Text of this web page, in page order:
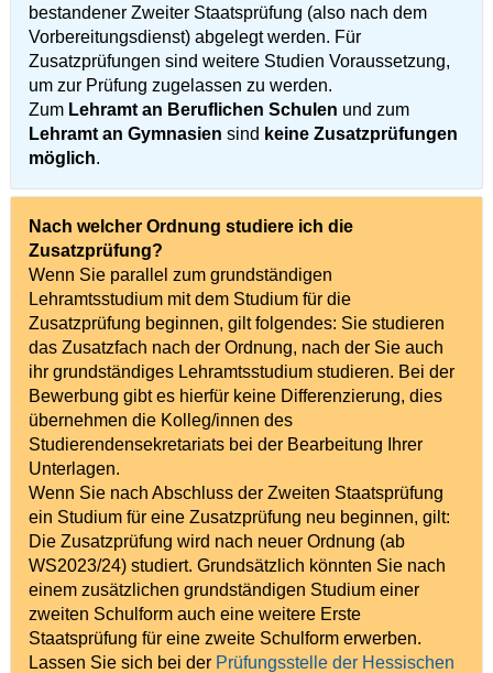
bestandener Zweiter Staatsprüfung (also nach dem
Vorbereitungsdienst) abgelegt werden. Für
Zusatzprüfungen sind weitere Studien Voraussetzung,
um zur Prüfung zugelassen zu werden.
Zum Lehramt an Beruflichen Schulen und zum
Lehramt an Gymnasien sind keine Zusatzprüfungen
möglich.
Nach welcher Ordnung studiere ich die
Zusatzprüfung?
Wenn Sie parallel zum grundständigen
Lehramtsstudium mit dem Studium für die
Zusatzprüfung beginnen, gilt folgendes: Sie studieren
das Zusatzfach nach der Ordnung, nach der Sie auch
ihr grundständiges Lehramtsstudium studieren. Bei der
Bewerbung gibt es hierfür keine Differenzierung, dies
übernehmen die Kolleg/innen des
Studierendensekretariats bei der Bearbeitung Ihrer
Unterlagen.
Wenn Sie nach Abschluss der Zweiten Staatsprüfung
ein Studium für eine Zusatzprüfung neu beginnen, gilt:
Die Zusatzprüfung wird nach neuer Ordnung (ab
WS2023/24) studiert. Grundsätzlich könnten Sie nach
einem zusätzlichen grundständigen Studium einer
zweiten Schulform auch eine weitere Erste
Staatsprüfung für eine zweite Schulform erwerben.
Lassen Sie sich bei der Prüfungsstelle der Hessischen